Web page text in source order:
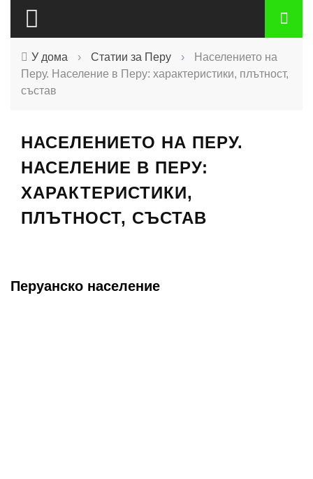
У дома › Статии за Перу ›
Населението на
Перу. Население в Перу: характеристики, плътност,
състав
НАСЕЛЕНИЕТО НА ПЕРУ.
НАСЕЛЕНИЕ В ПЕРУ:
ХАРАКТЕРИСТИКИ,
ПЛЪТНОСТ, СЪСТАВ
Перуанско население